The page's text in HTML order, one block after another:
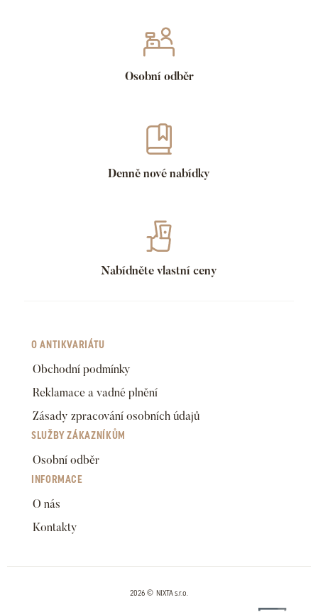
Osobní odběr
Denně nové nabídky
Nabídněte vlastní ceny
O ANTIKVARIÁTU
Obchodní podmínky
Reklamace a vadné plnění
Zásady zpracování osobních údajů
SLUŽBY ZÁKAZNÍKŮM
Osobní odběr
INFORMACE
O nás
Kontakty
2026 © NIXTA s.r.o.